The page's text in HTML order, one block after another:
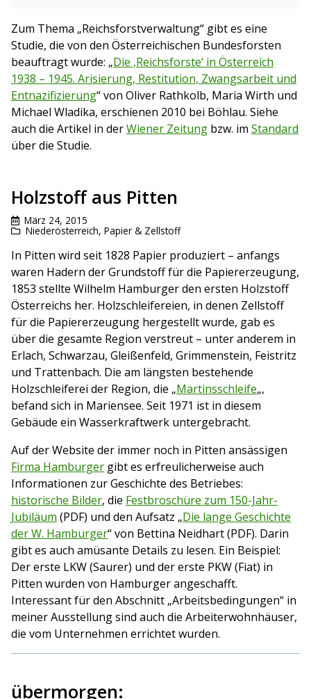
Zum Thema „Reichsforstverwaltung“ gibt es eine
Studie, die von den Österreichischen Bundesforsten
beauftragt wurde: „Die ‚Reichsforste‘ in Österreich
1938 – 1945. Arisierung, Restitution, Zwangsarbeit und
Entnazifizierung“ von Oliver Rathkolb, Maria Wirth und
Michael Wladika, erschienen 2010 bei Böhlau. Siehe
auch die Artikel in derWiener Zeitung bzw. im Standard
über die Studie.
Holzstoff aus Pitten
März 24, 2015
Niederösterreich, Papier & Zellstoff
In Pitten wird seit 1828 Papier produziert – anfangs
waren Hadern der Grundstoff für die Papiererzeugung,
1853 stellte Wilhelm Hamburger den ersten Holzstoff
Österreichs her. Holzschleifereien, in denen Zellstoff
für die Papiererzeugung hergestellt wurde, gab es
über die gesamte Region verstreut – unter anderem in
Erlach, Schwarzau, Gleißenfeld, Grimmenstein, Feistritz
und Trattenbach. Die am längsten bestehende
Holzschleiferei der Region, die „Martinsschleife„,
befand sich in Mariensee. Seit 1971 ist in diesem
Gebäude ein Wasserkraftwerk untergebracht.
Auf der Website der immer noch in Pitten ansässigen
Firma Hamburger gibt es erfreulicherweise auch
Informationen zur Geschichte des Betriebes:
historische Bilder, die Festbroschüre zum 150-Jahr-
Jubiläum (PDF) und den Aufsatz „Die lange Geschichte
der W. Hamburger“ von Bettina Neidhart (PDF). Darin
gibt es auch amüsante Details zu lesen. Ein Beispiel:
Der erste LKW (Saurer) und der erste PKW (Fiat) in
Pitten wurden von Hamburger angeschafft.
Interessant für den Abschnitt „Arbeitsbedingungen“ in
meiner Ausstellung sind auch die Arbeiterwohnhäuser,
die vom Unternehmen errichtet wurden.
übermorgen: